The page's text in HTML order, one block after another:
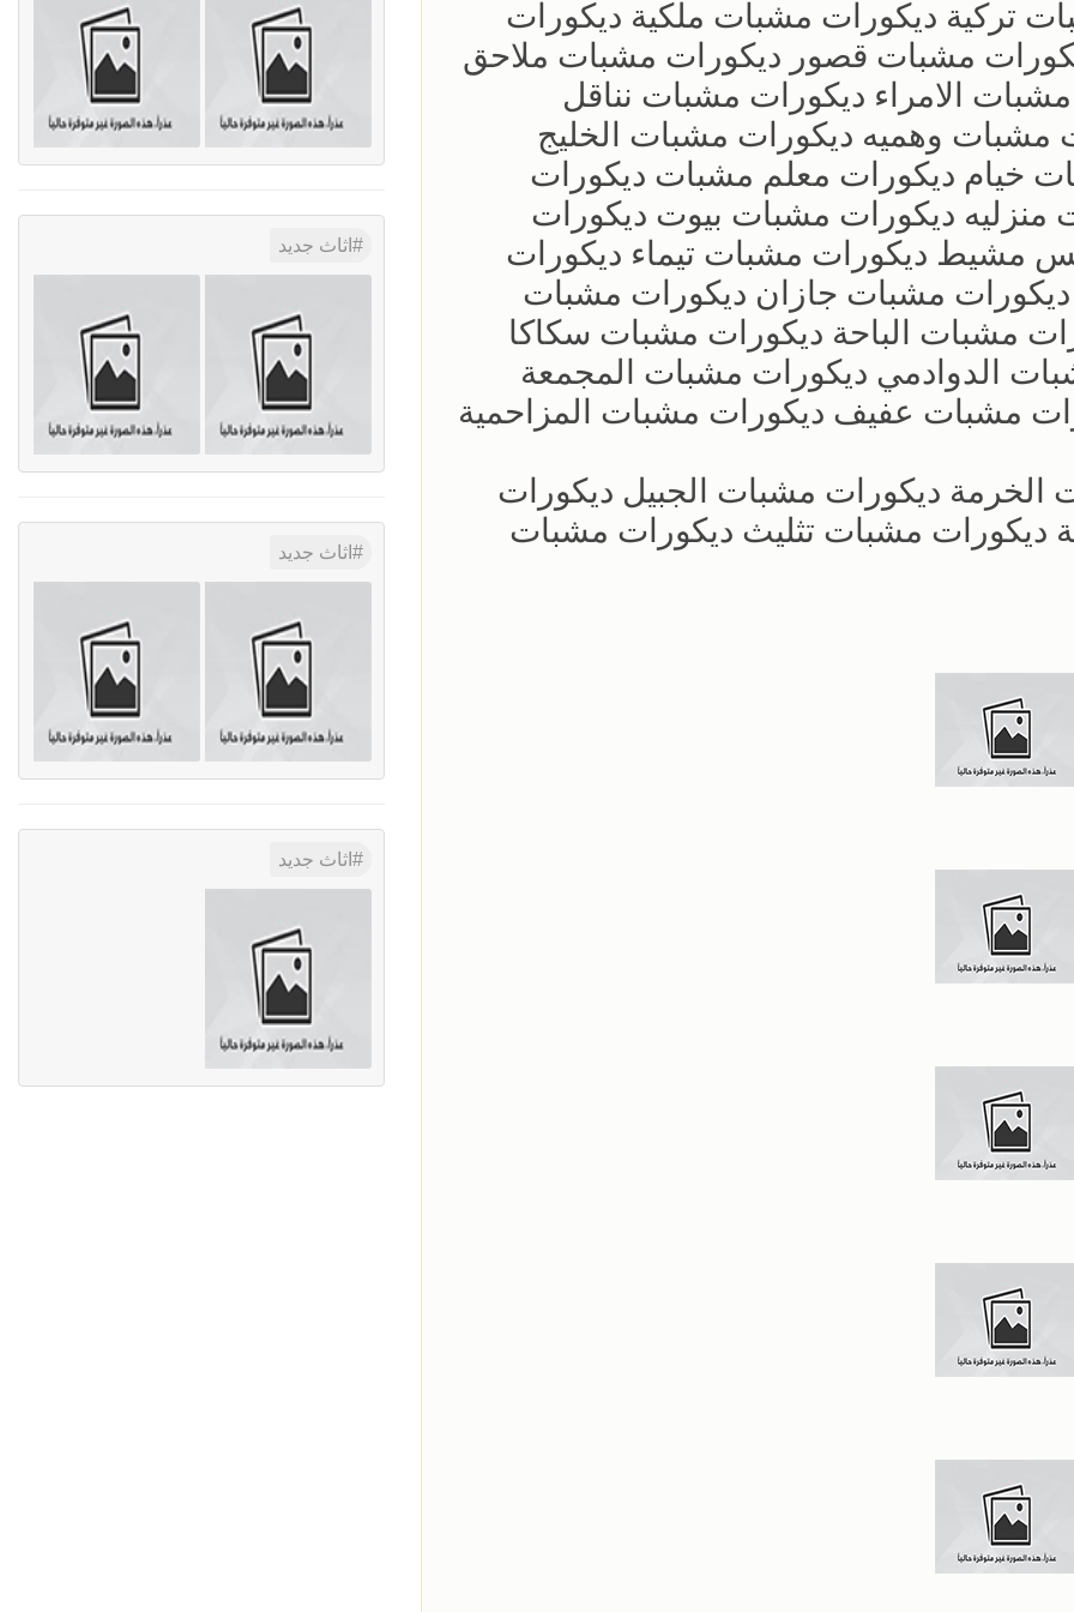
تركية ديكورات مشبات ملكية ديكورات
مشبات قصور ديكورات مشبات ملاحق
الامراء ديكورات مشبات نناقل
وهميه ديكورات مشبات الخليج
خيام ديكورات معلم مشبات ديكورات
ديكورات مشبات بيوت ديكورات
مشيط ديكورات مشبات تيماء ديكورات
مشبات جازان ديكورات مشبات
مشبات الباحة ديكورات مشبات سكاكا
الدوادمي ديكورات مشبات المجمعة
مشبات عفيف ديكورات مشبات المزاحمية
ديكورات مشبات الجبيل ديكورات
ديكورات مشبات تثليث ديكورات مشبات
اثاث جديد
اثاث جديد
اثاث جديد